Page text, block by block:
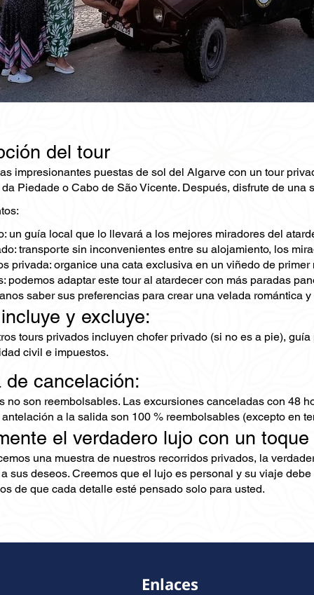
del tour
impresionantes puestas de sol del Algarve con un tour
Piedade o Cabo de São Vicente. Después, disfrute de
un guía local que lo llevará a los mejores miradores del
transporte sin inconvenientes entre su alojamiento, los
privada: organice una cata exclusiva en un viñedo de
podemos adaptar este tour al atardecer con más paradas
saber sus preferencias para crear una velada romántica
y excluye:
tours privados incluyen chofer privado (si no es a pie),
civil e impuestos.
de cancelación:
no son reembolsables. Las excursiones canceladas con 48
a la salida son 100 % reembolsables (excepto en
el verdadero lujo con un
una muestra de nuestros recorridos privados, la
sus deseos. Creemos que el lujo es personal y su viaje
de que cada detalle esté pensado solo para usted.
Enlaces